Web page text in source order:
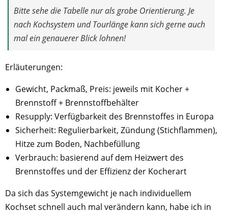
Bitte sehe die Tabelle nur als grobe Orientierung. Je
nach Kochsystem und Tourlänge kann sich gerne auch
mal ein genauerer Blick lohnen!
Erläuterungen:
Gewicht, Packmaß, Preis: jeweils mit Kocher +
Brennstoff + Brennstoffbehälter
Resupply: Verfügbarkeit des Brennstoffes in Europa
Sicherheit: Regulierbarkeit, Zündung (Stichflammen),
Hitze zum Boden, Nachbefüllung
Verbrauch: basierend auf dem Heizwert des
Brennstoffes und der Effizienz der Kocherart
Da sich das Systemgewicht je nach individuellem
Kochset schnell auch mal verändern kann, habe ich in